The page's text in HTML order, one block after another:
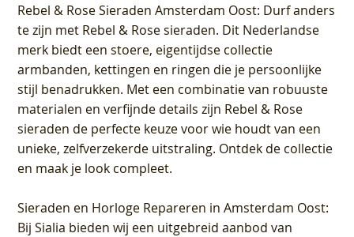
Rebel & Rose Sieraden Amsterdam Oost: Durf anders
te zijn met Rebel & Rose sieraden. Dit Nederlandse
merk biedt een stoere, eigentijdse collectie
armbanden, kettingen en ringen die je persoonlijke
stijl benadrukken. Met een combinatie van robuuste
materialen en verfijnde details zijn Rebel & Rose
sieraden de perfecte keuze voor wie houdt van een
unieke, zelfverzekerde uitstraling. Ontdek de collectie
en maak je look compleet.
Sieraden en Horloge Repareren in Amsterdam Oost:
Bij Sialia bieden wij een uitgebreid aanbod van